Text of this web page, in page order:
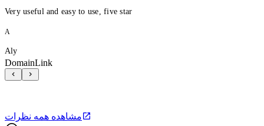
Very useful and easy to use, five star
A
Aly
DomainLink
مشاهده همه نظرات